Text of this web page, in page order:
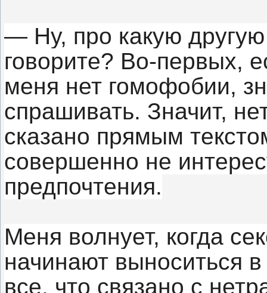
— Ну, про какую
говорите? Во-первых,
меня нет гомофобии,
спрашивать. Значит,
сказано прямым
совершенно не
предпочтения.
Меня волнует, когда
начинают выноситься
все, что связано с